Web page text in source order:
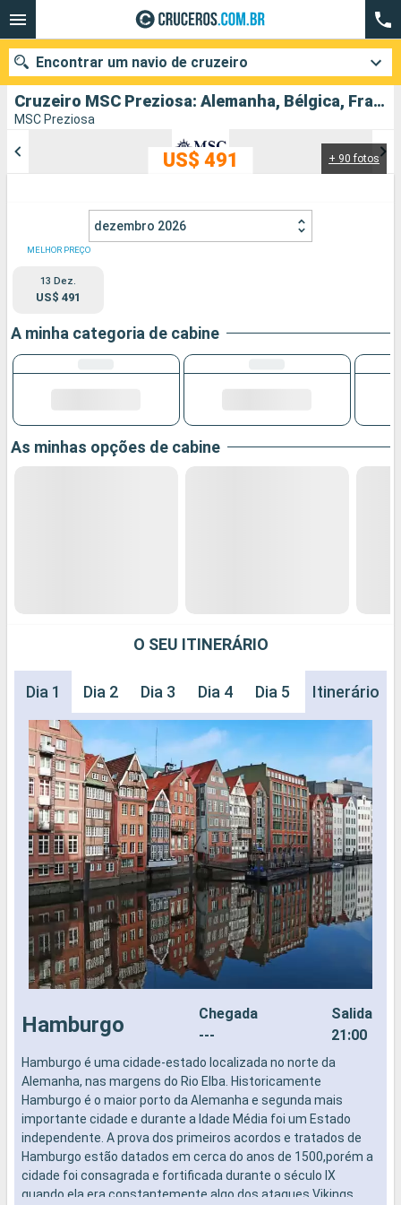
Cruzeiro MSC Preziosa: Alemanha, Bélgica, Francia partindo de Hamburgo
MSC Preziosa
+ 90 fotos
US$ 491
dezembro 2026
MELHOR PREÇO
13 Dez.
US$ 491
A minha categoria de cabine
As minhas opções de cabine
O SEU ITINERÁRIO
Dia 1 Dia 2 Dia 3 Dia 4 Dia 5 Dia 6 Dia
Itinerário
Hamburgo
Chegada
---
Salida
21:00
Hamburgo é uma cidade-estado localizada no norte da
Alemanha, nas margens do Rio Elba. Historicamente
Hamburgo é o maior porto da Alemanha e segunda mais
importante cidade e durante a Idade Média foi um Estado
independente. A prova dos primeiros acordos e tratados de
Hamburgo estão datados em cerca do anos de 1500,porém a
cidade foi consagrada e fortificada durante o século IX
quando ela era constantemente algo dos ataques Vikings.
Encontrar um navio de cruzeiro
Cidades Companhias